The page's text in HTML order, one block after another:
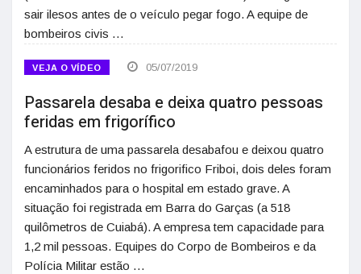
sair ilesos antes de o veículo pegar fogo. A equipe de
bombeiros civis …
VEJA O VÍDEO 05/07/2019
Passarela desaba e deixa quatro pessoas
feridas em frigorífico
A estrutura de uma passarela desabafou e deixou quatro
funcionários feridos no frigorifico Friboi, dois deles foram
encaminhados para o hospital em estado grave. A
situação foi registrada em Barra do Garças (a 518
quilômetros de Cuiabá). A empresa tem capacidade para
1,2 mil pessoas. Equipes do Corpo de Bombeiros e da
Polícia Militar estão …